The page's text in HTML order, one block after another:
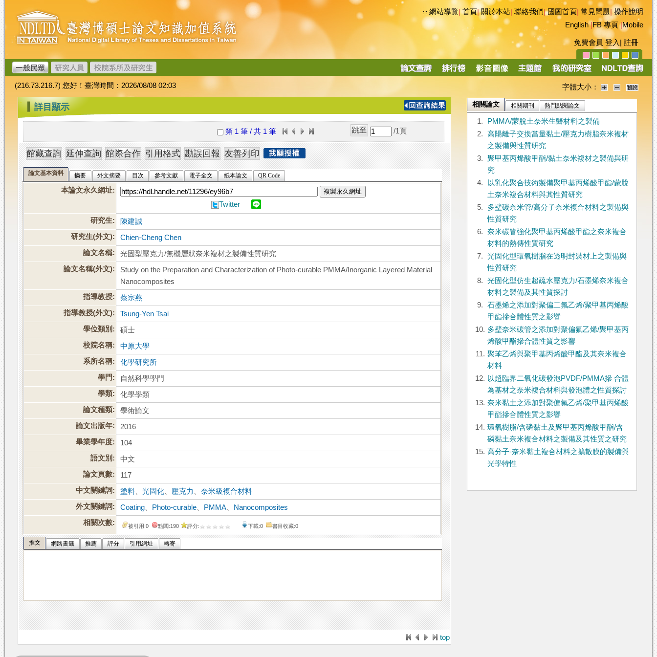
跳
到
主
要
內
容
臺
灣
博
碩
士
論
文
加
值
系
統
::: 網站導覽|首頁|關於本站 聯絡我們|國圖首頁 常見問題|操作說明
English|FB 專頁|Mobile
免費會員 登入 註冊
導
(216.73.216.7) 您好！臺灣時間：2026/08/08 02:03 字體大小：
::: 詳目顯示
第 1 筆 / 共 1 筆 /1 頁
論文基本資料 摘要 外文摘要 目次 參考文獻 電子全文 紙本論文 QR Code
本論文永久網址: 複製永久網址
Twitter
研究生:
陳建誠
研究生(外文):
Chien-Cheng Chen
論文名稱:
光固型壓克力/無機層狀奈米複材之製備性質研究
論文名稱(外文):
Study on the Preparation and Characterization of Photo-curable PMMA/Inorganic Layered Material
Nanocomposites
指導教授:
蔡宗燕
指導教授(外文):
Tsung-Yen Tsai
學位類別:
碩士
校院名稱:
中原大學
系所名稱:
化學研究所
學門:
自然科學學門
學類:
化學學類
論文種類:
學術論文
論文出版年:
2016
畢業學年度:
104
語文別:
中文
論文頁數:
117
中文關鍵詞:
塗料 、光固化 壓克力 、奈米級複合材料
外文關鍵詞:
Coating Photo-curable PMMA
Nanocomposites
相關次數:
被引用:0 點閱:190 評分: 下載:0 書目收藏:0
推文 網路書籤 推薦 評分 引用網址 轉寄
top
相關論文 相關期刊 熱門點閱論文
1.
PMMA/蒙脫土奈米生醫材料之製備
2.
高陽離子交換當量黏土/壓克力樹脂奈米複材
之製備與性質研究
3.
聚甲基丙烯酸甲酯/黏土奈米複材之製備與研
究
4.
以乳化聚合技術製備聚甲基丙烯酸甲酯/蒙脫
土奈米複合材料與其性質研究
5.
多壁碳奈米管/高分子奈米複合材料之製備與
性質研究
6.
奈米碳管強化聚甲基丙烯酸甲酯之奈米複合
材料的熱傳性質研究
7.
光固化型環氧樹脂在透明封裝材上之製備與
性質研究
8.
光固化型仿生超疏水壓克力/石墨烯奈米複合
材料之製備及其性質探討
9.
石墨烯之添加對聚偏二氟乙烯/聚甲基丙烯酸
甲酯摻合體性質之影響
10. 多壁奈米碳管之添加對聚偏氟乙烯/聚甲基丙
烯酸甲酯摻合體性質之影響
11. 聚苯乙烯與聚甲基丙烯酸甲酯及其奈米複合
材料
12. 以超臨界二氧化碳發泡PVDF/PMMA摻 合體
為基材之奈米複合材料與發泡體之性質探討
13. 奈米黏土之添加對聚偏氟乙烯/聚甲基丙烯酸
甲酯摻合體性質之影響
14. 環氧樹脂/含磷黏土及聚甲基丙烯酸甲酯/含
磷黏土奈米複合材料之製備及其性質之研究
15. 高分子-奈米黏土複合材料之擴散膜的製備與
光學特性